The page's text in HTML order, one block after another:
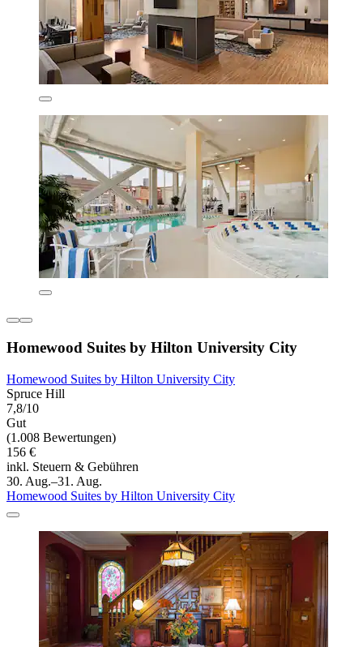
Homewood Suites by Hilton University City
Homewood Suites by Hilton University City
Spruce Hill
7,8/10
Gut
(1.008 Bewertungen)
156 €
inkl. Steuern & Gebühren
30. Aug.–31. Aug.
Homewood Suites by Hilton University City